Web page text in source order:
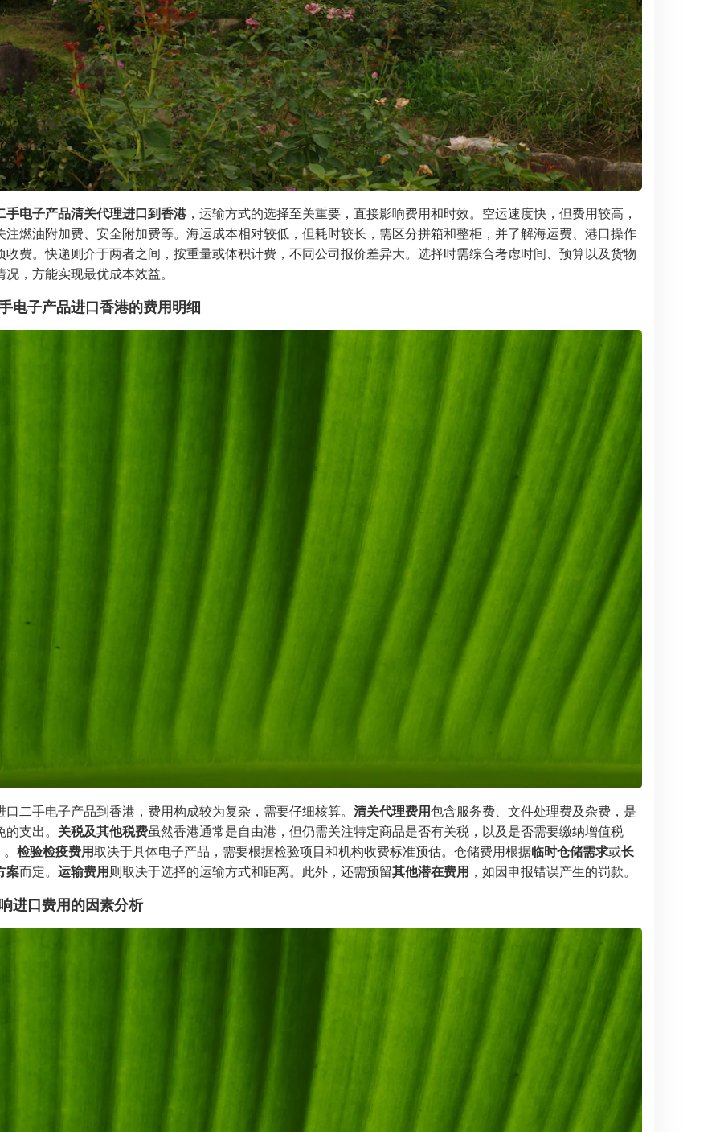
手电子产品清关代理进口到香港，运输方式的选择至关重要，直接影响费用和时效。空运速度快，但费用较高，
注燃油附加费、安全附加费等。海运成本相对较低，但耗时较长，需区分拼箱和整柜，并了解海运费、港口操作
收费。快递则介于两者之间，按重量或体积计费，不同公司报价差异大。选择时需综合考虑时间、预算以及货物
况，方能实现最优成本效益。
电子产品进口香港的费用明细
口二手电子产品到香港，费用构成较为复杂，需要仔细核算。 清关代理费用包含服务费、文件处理费及杂费，是
支出。 关税及其他税费虽然香港通常是自由港，但仍需关注特定商品是否有关税，以及是否需要缴纳增值税
检验检疫费用取决于具体电子产品，需要根据检验项目和机构收费标准预估。仓储费用根据临时仓储需求或长
案而定。 运输费用则取决于选择的运输方式和距离。此外，还需预留其他潜在费用 ，如因申报错误产生的罚款。
进口费用的因素分析